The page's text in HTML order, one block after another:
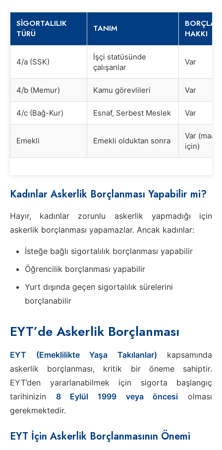
SIGORTALILIK
TÜRÜ
TANIM
HAKKI
4/a (SSK)
İşçi statüsünde
çalışanlar
Var
4/b (Memur) Kamu görevlileri Var
4/c (Bağ-Kur) Esnaf, Serbest Meslek Var
Emekli Emekli olduktan sonra
Var (maaş
için)
Kadınlar Askerlik Borçlanması Yapabilir mi?
Hayır, kadınlar zorunlu askerlik yapmadığı için
askerlik borçlanması yapamazlar. Ancak kadınlar:
İsteğe bağlı sigortalılık borçlanması yapabilir
Öğrencilik borçlanması yapabilir
Yurt dışında geçen sigortalılık sürelerini
borçlanabilir
EYT’de Askerlik Borçlanması
EYT (Emeklilikte Yaşa Takılanlar) kapsamında
askerlik borçlanması, kritik bir öneme sahiptir.
EYT’den yararlanabilmek için sigorta başlangıç
tarihinizin 8 Eylül 1999 veya öncesi olması
gerekmektedir.
EYT İçin Askerlik Borçlanmasının Önemi